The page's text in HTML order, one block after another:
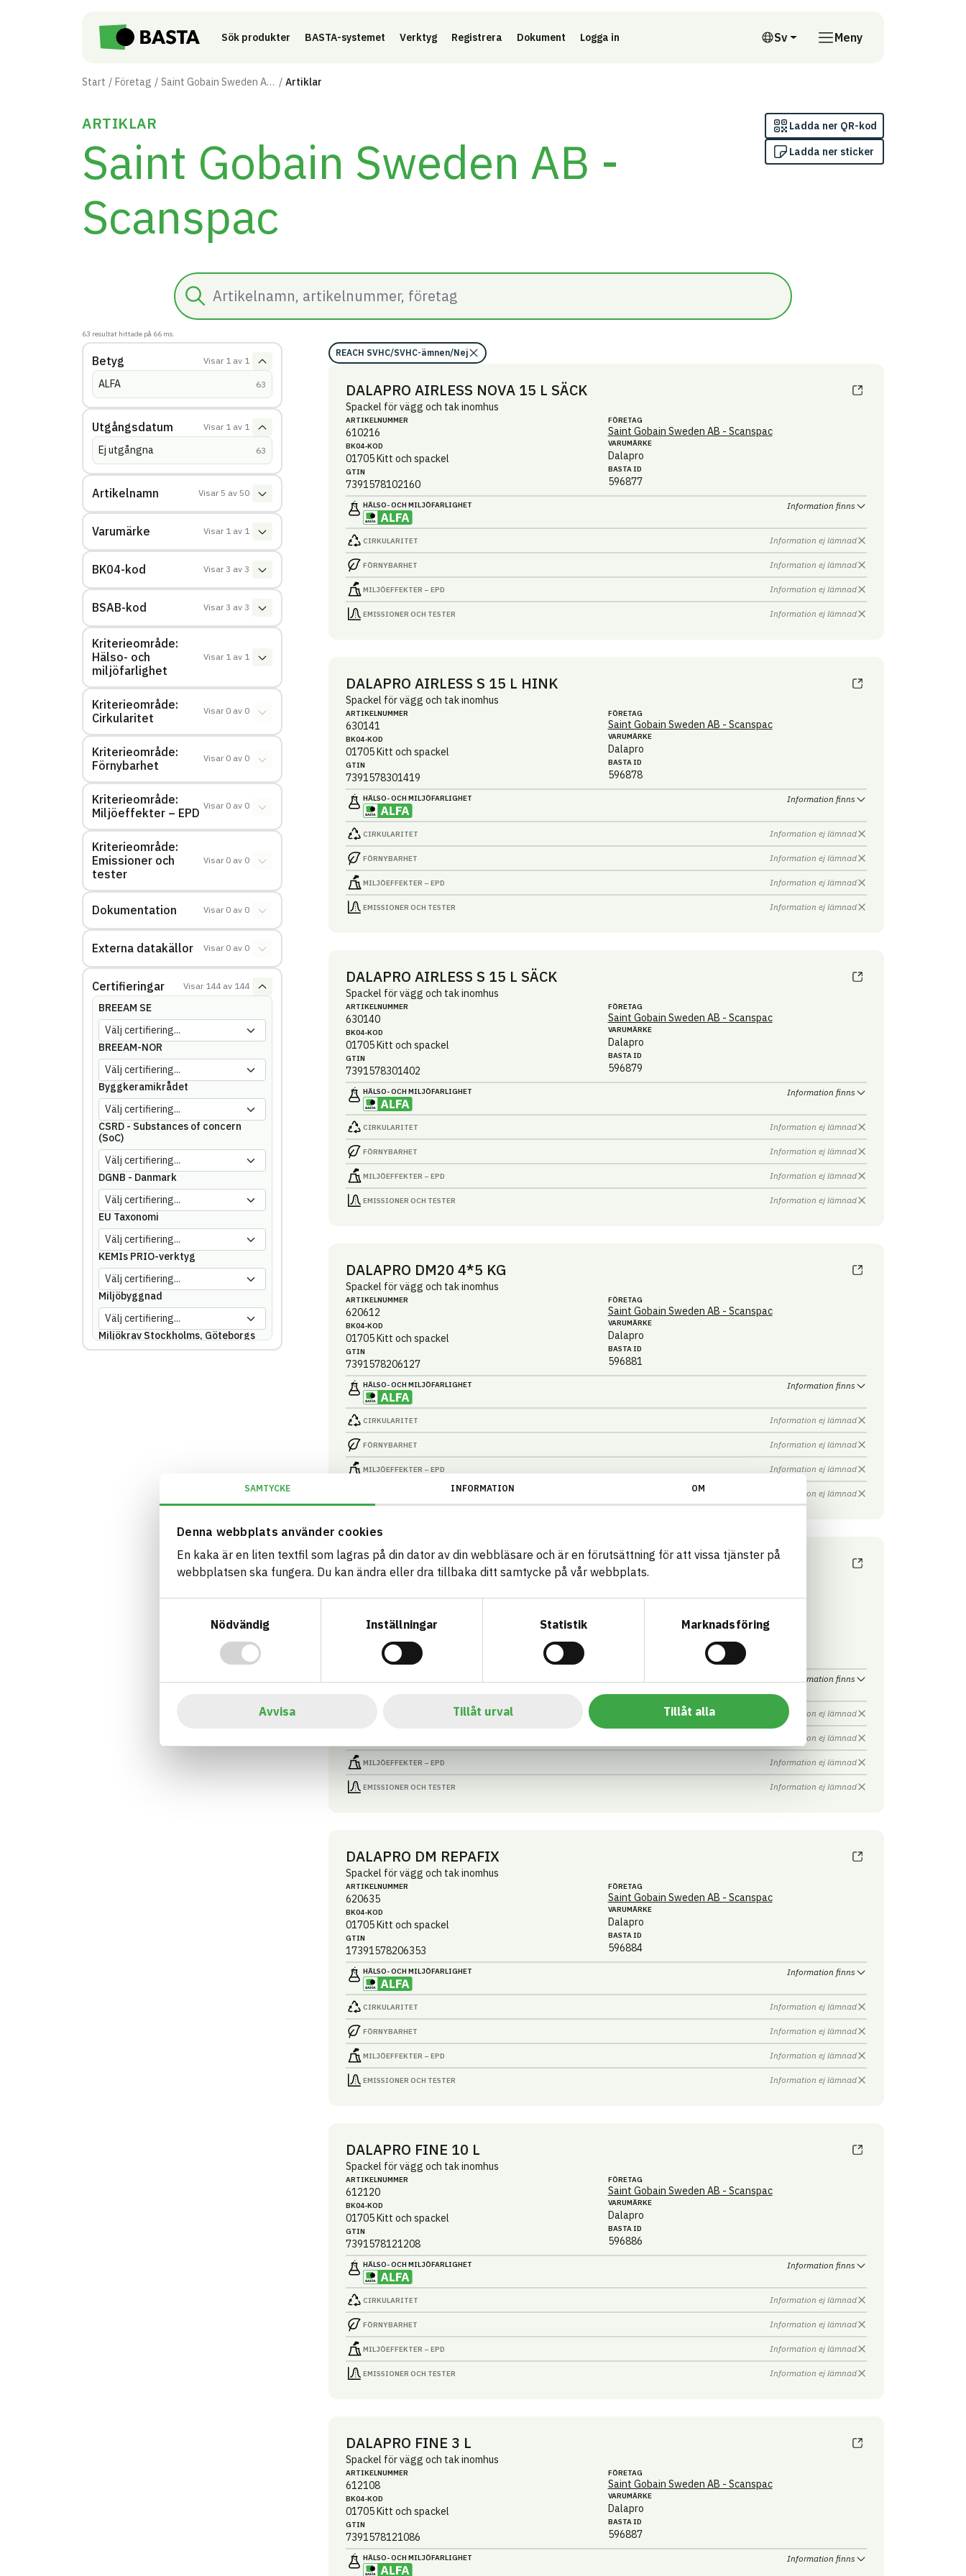
SAMTYCKE INFORMATION OM
Denna webbplats använder cookies
En kaka är en liten textfil som lagras på din dator av din webbläsare och är en förutsättning för att vissa tjänster på
webbplatsen ska fungera. Du kan ändra eller dra tillbaka ditt samtycke på vår webbplats.
Nödvändig
Inställningar Statistik Marknadsföring
Avvisa Tillåt urval Tillåt alla
Sök produkter BASTA-systemet Verktyg Registrera Dokument Logga in Sv
Svenska
Meny
Start Företag Saint Gobain Sweden AB - Scanspac Artiklar
ARTIKLAR
Saint Gobain Sweden AB -
Scanspac
Ladda ner QR-kod
Ladda ner sticker
Sök
63 resultat hittade på 66 ms.
Betyg Visar 1 av 1
ALFA (63
Utgångsdatum Visar 1 av 1
Ej utgångna (63
Artikelnamn Visar 5 av 50
Varumärke Visar 1 av 1
BK04-kod Visar 3 av 3
BSAB-kod Visar 3 av 3
Kriterieområde:
Hälso- och
miljöfarlighet
Visar 1 av 1
Kriterieområde:
Cirkularitet
Visar 0 av 0
Kriterieområde:
Förnybarhet
Visar 0 av 0
Kriterieområde:
Miljöeffekter – EPD
Visar 0 av 0
Kriterieområde:
Emissioner och
tester
Visar 0 av 0
Dokumentation Visar 0 av 0
Externa datakällor Visar 0 av 0
Certifieringar Visar 144 av 144
BREEAM SE
BREEAM-NOR
Byggkeramikrådet
CSRD - Substances of concern
(SoC)
DGNB - Danmark
EU Taxonomi
KEMIs PRIO-verktyg
Miljöbyggnad
Miljökrav Stockholms, Göteborgs
eller Malmö stad
REACH SVHC/SVHC-ämnen/Nej
DALAPRO AIRLESS NOVA 15 L SÄCK
Spackel för vägg och tak inomhus
ARTIKEL­NUMMER
610216
BK04-KOD
01705Kitt och spackel
GTIN
7391578102160
FÖRETAG
Saint Gobain Sweden AB - Scanspac
VARUMÄRKE
Dalapro
BASTA ID
596877
HÄLSO- OCH MILJÖ­FARLIGHET Information finns
CIRKULARITET Information ej lämnad
FÖRNYBARHET Information ej lämnad
MILJÖEFFEKTER – EPD Information ej lämnad
EMISSIONER OCH TESTER Information ej lämnad
DALAPRO AIRLESS S 15 L HINK
Spackel för vägg och tak inomhus
ARTIKEL­NUMMER
630141
BK04-KOD
01705Kitt och spackel
GTIN
7391578301419
FÖRETAG
Saint Gobain Sweden AB - Scanspac
VARUMÄRKE
Dalapro
BASTA ID
596878
HÄLSO- OCH MILJÖ­FARLIGHET Information finns
CIRKULARITET Information ej lämnad
FÖRNYBARHET Information ej lämnad
MILJÖEFFEKTER – EPD Information ej lämnad
EMISSIONER OCH TESTER Information ej lämnad
DALAPRO AIRLESS S 15 L SÄCK
Spackel för vägg och tak inomhus
ARTIKEL­NUMMER
630140
BK04-KOD
01705Kitt och spackel
GTIN
7391578301402
FÖRETAG
Saint Gobain Sweden AB - Scanspac
VARUMÄRKE
Dalapro
BASTA ID
596879
HÄLSO- OCH MILJÖ­FARLIGHET Information finns
CIRKULARITET Information ej lämnad
FÖRNYBARHET Information ej lämnad
MILJÖEFFEKTER – EPD Information ej lämnad
EMISSIONER OCH TESTER Information ej lämnad
DALAPRO DM20 4*5 KG
Spackel för vägg och tak inomhus
ARTIKEL­NUMMER
620612
BK04-KOD
01705Kitt och spackel
GTIN
7391578206127
FÖRETAG
Saint Gobain Sweden AB - Scanspac
VARUMÄRKE
Dalapro
BASTA ID
596881
HÄLSO- OCH MILJÖ­FARLIGHET Information finns
CIRKULARITET Information ej lämnad
FÖRNYBARHET Information ej lämnad
MILJÖEFFEKTER – EPD Information ej lämnad
EMISSIONER OCH TESTER Information ej lämnad
DALAPRO DM40 12,5 KG
Spackel för vägg och tak inomhus
BK04-KOD
01705 Kitt och spackel
7391578206264
Information finns
Information ej lämnad
Information ej lämnad
MILJÖEFFEKTER – EPD Information ej lämnad
EMISSIONER OCH TESTER Information ej lämnad
DALAPRO DM REPAFIX
Spackel för vägg och tak inomhus
ARTIKEL­NUMMER
620635
BK04-KOD
01705Kitt och spackel
GTIN
17391578206353
FÖRETAG
Saint Gobain Sweden AB - Scanspac
VARUMÄRKE
Dalapro
BASTA ID
596884
HÄLSO- OCH MILJÖ­FARLIGHET Information finns
CIRKULARITET Information ej lämnad
FÖRNYBARHET Information ej lämnad
MILJÖEFFEKTER – EPD Information ej lämnad
EMISSIONER OCH TESTER Information ej lämnad
DALAPRO FINE 10 L
Spackel för vägg och tak inomhus
ARTIKEL­NUMMER
612120
BK04-KOD
01705Kitt och spackel
GTIN
7391578121208
FÖRETAG
Saint Gobain Sweden AB - Scanspac
VARUMÄRKE
Dalapro
BASTA ID
596886
HÄLSO- OCH MILJÖ­FARLIGHET Information finns
CIRKULARITET Information ej lämnad
FÖRNYBARHET Information ej lämnad
MILJÖEFFEKTER – EPD Information ej lämnad
EMISSIONER OCH TESTER Information ej lämnad
DALAPRO FINE 3 L
Spackel för vägg och tak inomhus
ARTIKEL­NUMMER
612108
BK04-KOD
01705Kitt och spackel
GTIN
7391578121086
FÖRETAG
Saint Gobain Sweden AB - Scanspac
VARUMÄRKE
Dalapro
BASTA ID
596887
HÄLSO- OCH MILJÖ­FARLIGHET Information finns